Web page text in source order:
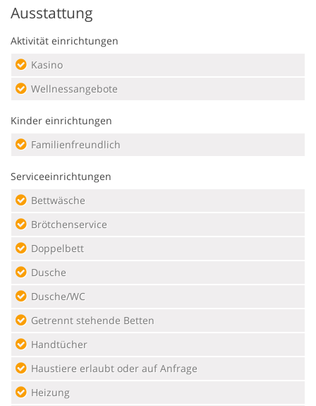
Ausstattung
Aktivität einrichtungen
Kasino
Wellnessangebote
Kinder einrichtungen
Familienfreundlich
Serviceeinrichtungen
Bettwäsche
Brötchenservice
Doppelbett
Dusche
Dusche/WC
Getrennt stehende Betten
Handtücher
Haustiere erlaubt oder auf Anfrage
Heizung